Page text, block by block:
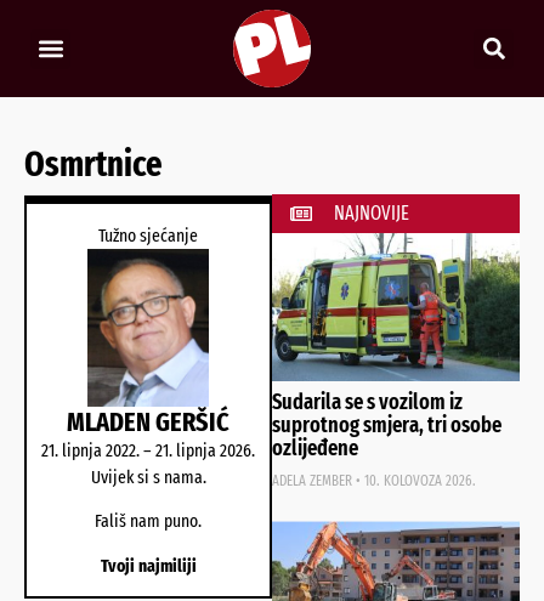
Osmrtnice
Tužno sjećanje
MLADEN GERŠIĆ
21. lipnja 2022. – 21. lipnja 2026.
Uvijek si s nama.
Fališ nam puno.
Tvoji najmiliji
NAJNOVIJE
Sudarila se s vozilom iz
suprotnog smjera, tri osobe
ozlijeđene
ADELA ZEMBER 10. KOLOVOZA 2026.